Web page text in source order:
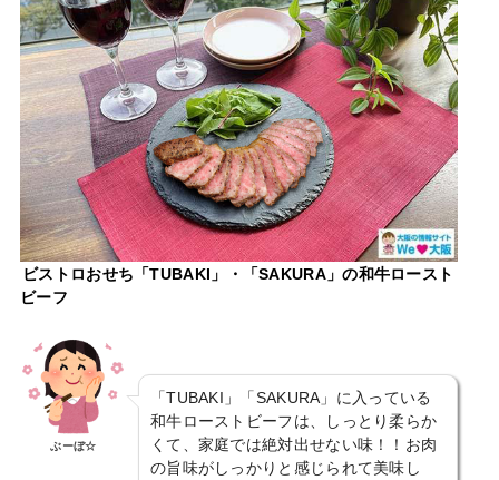
ビストロおせち「TUBAKI」・「SAKURA」の和牛ロースト
ビーフ
ぶーぼ☆
「TUBAKI」「SAKURA」に入っている
和牛ローストビーフは、しっとり柔らか
くて、家庭では絶対出せない味！！お肉
の旨味がしっかりと感じられて美味し